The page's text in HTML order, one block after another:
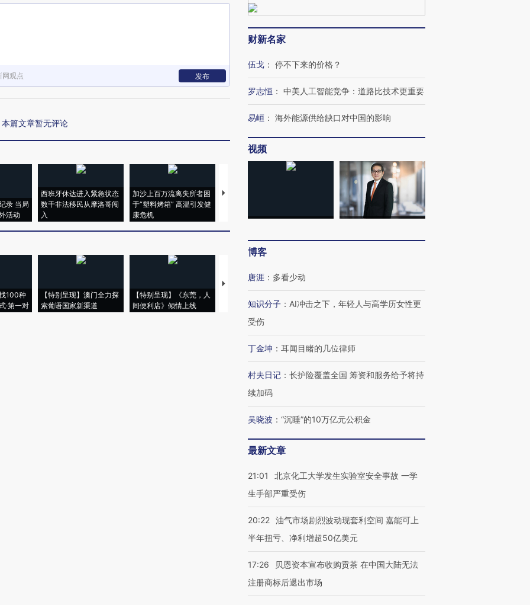
网观点 发布
本篇文章暂无评论
录 当局
活动
西班牙休达进入紧急状态
数千非法移民从摩洛哥闯
入
加沙上百万流离失所者困
于“塑料烤箱” 高温引发健
康危机
视线｜HYROX的吸金
心“花钱找虐”？
马航飞行员跨国走私7万
粒摇头丸 尿检体内含3种
毒品
视线｜被称为“蟑螂”的印
度Z世代 用街头抗争将教
育部长拱下台
100种
·第一对
【特别呈现】澳门全力探
索葡语国家新渠道
【特别呈现】《东莞，人
间便利店》倾情上线
【推广】走进第四届链博
有意思的生活方式·第三对
住三大增长引擎是什么？
财新名家
伍戈 ： 停不下来的价格？
罗志恒 ： 中美人工智能竞争：道路比技术更重要
易峘 ： 海外能源供给缺口对中国的影响
视频
博客
唐涯 ： 多看少动
知识分子 ： AI冲击之下，年轻人与高学历女性更
受伤
丁金坤 ： 耳闻目睹的几位律师
村夫日记 ： 长护险覆盖全国 筹资和服务给予将持
续加码
吴晓波 ： “沉睡”的10万亿元公积金
最新文章
21:01
北京化工大学发生实验室安全事故 一学
生手部严重受伤
20:22 油气市场剧烈波动现套利空间 嘉能可上
半年扭亏、净利增超50亿美元
17:26
贝恩资本宣布收购贡茶 在中国大陆无法
注册商标后退出市场